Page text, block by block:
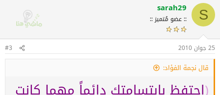
S
sarah29
:: عضو مُتميز ::
25 جوان 2010 #3
قال نجمة الفؤاد: